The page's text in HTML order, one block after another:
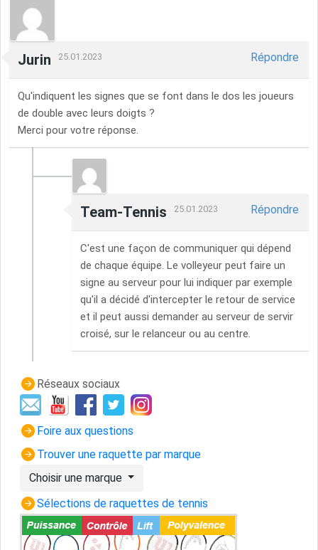
Jurin 25.01.2023 Répondre
Qu'indiquent les signes que se font dans le dos les joueurs
de double avec leurs doigts ?
Merci pour votre réponse.
Team-Tennis 25.01.2023 Répondre
C'est une façon de communiquer qui dépend
de chaque équipe. Le volleyeur peut faire un
signe au serveur pour lui indiquer par exemple
qu'il a décidé d'intercepter le retour de service
et il peut aussi demander au serveur de servir
croisé, sur le relanceur ou au centre.
Réseaux sociaux
Foire aux questions
Trouver une raquette par marque
Choisir une marque
Sélections de raquettes de tennis